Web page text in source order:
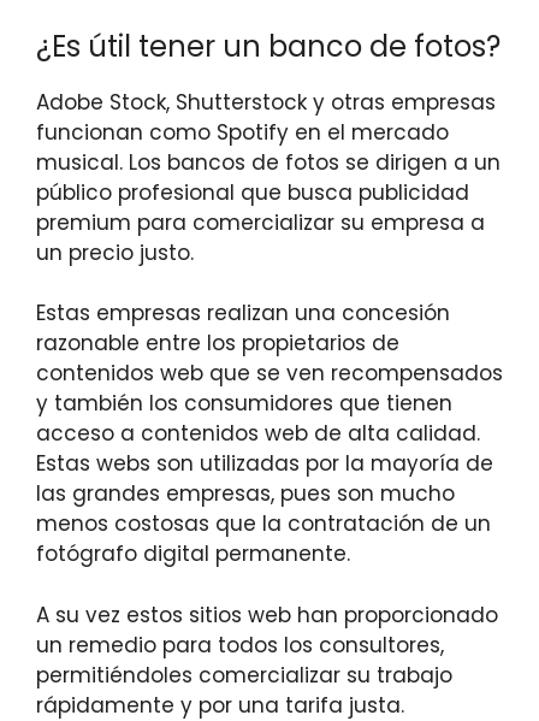
¿Es útil tener un banco de fotos?
Adobe Stock, Shutterstock y otras empresas
funcionan como Spotify en el mercado
musical. Los bancos de fotos se dirigen a un
público profesional que busca publicidad
premium para comercializar su empresa a
un precio justo.
Estas empresas realizan una concesión
razonable entre los propietarios de
contenidos web que se ven recompensados
y también los consumidores que tienen
acceso a contenidos web de alta calidad.
Estas webs son utilizadas por la mayoría de
las grandes empresas, pues son mucho
menos costosas que la contratación de un
fotógrafo digital permanente.
A su vez estos sitios web han proporcionado
un remedio para todos los consultores,
permitiéndoles comercializar su trabajo
rápidamente y por una tarifa justa.